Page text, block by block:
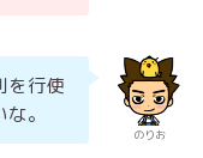
のりお
を行使
。